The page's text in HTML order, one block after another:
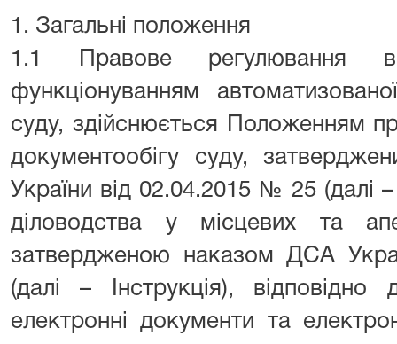
1. Загальні положення
1.1 Правове регулювання
функціонуванням
суду, здійснюється Положенням
документообігу суду,
України від 02.04.2015 № 25 (далі
діловодства у місцевих та
затвердженою наказом ДСА
(далі – Інструкція),
електронні документи та